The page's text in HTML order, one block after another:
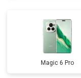
Magic 6 Pro